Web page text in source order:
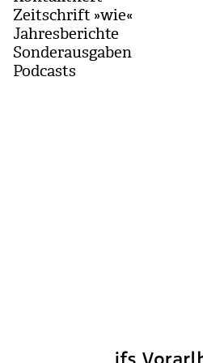
Zeitschrift »wie«
Jahresberichte
Sonderausgaben
Podcasts